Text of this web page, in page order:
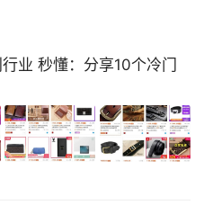
业 秒懂：分享10个冷门